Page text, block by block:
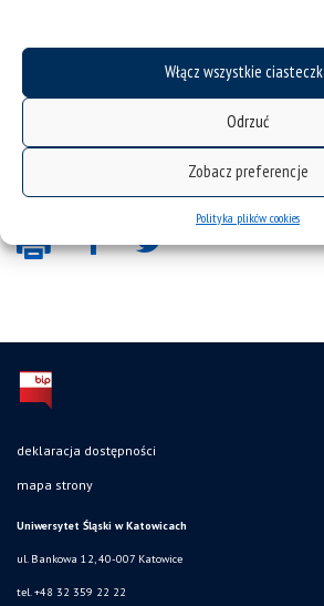
Włącz wszystkie
Odrzuć
Zobacz preferencje
Polityka plików cookies
Zarządzenie nr 191 Rektora
Katowicach z dnia 3 listopada 2025 r.
deklaracja dostępności
mapa strony
Uniwersytet Śląski w Katowicach
ul. Bankowa 12, 40-007 Katowice
tel. +48 32 359 22 22